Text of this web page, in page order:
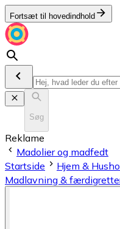
Fortsæt til hovedindhold
Søg
Reklame
Madolier og madfedt
Startside
Hjem &
Madlavning &